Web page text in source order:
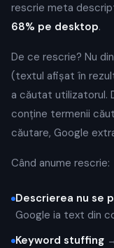
rescrie meta
68% pe desktop.
De ce rescrie? Nu
(textul afișat în
a căutat utilizatorul.
conține termenii
căutare, Google
Când anume rescrie:
Descrierea nu se
Google ia text din
Keyword stuffing